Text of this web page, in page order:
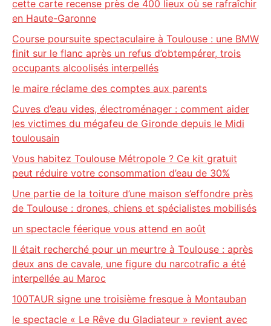
cette carte recense près de 400 lieux où se rafraîchir
en Haute-Garonne
Course poursuite spectaculaire à Toulouse : une BMW
finit sur le flanc après un refus d’obtempérer, trois
occupants alcoolisés interpellés
le maire réclame des comptes aux parents
Cuves d’eau vides, électroménager : comment aider
les victimes du mégafeu de Gironde depuis le Midi
toulousain
Vous habitez Toulouse Métropole ? Ce kit gratuit
peut réduire votre consommation d’eau de 30%
Une partie de la toiture d’une maison s’effondre près
de Toulouse : drones, chiens et spécialistes mobilisés
un spectacle féerique vous attend en août
Il était recherché pour un meurtre à Toulouse : après
deux ans de cavale, une figure du narcotrafic a été
interpellée au Maroc
100TAUR signe une troisième fresque à Montauban
le spectacle « Le Rêve du Gladiateur » revient avec